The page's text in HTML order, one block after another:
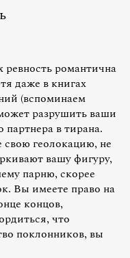
романтична
даже в книгах
(вспоминаем
разрушить ваши
в тирана.
свою геолокацию, не
вашу фигуру,
парню, скорее
Вы имеете право на
концов,
что
поклонников, вы